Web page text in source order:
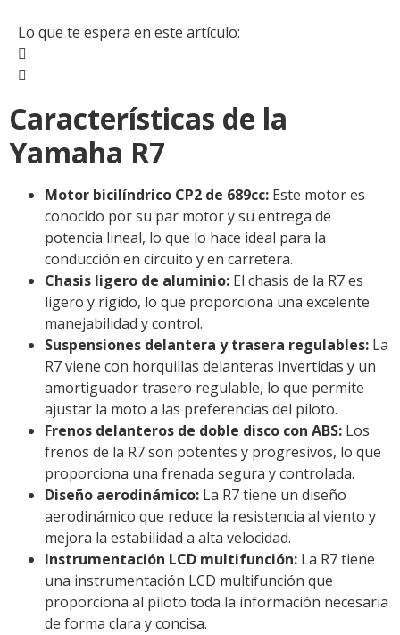
Lo que te espera en este artículo:
Características de la
Yamaha R7
Motor bicilíndrico CP2 de 689cc: Este motor es
conocido por su par motor y su entrega de
potencia lineal, lo que lo hace ideal para la
conducción en circuito y en carretera.
Chasis ligero de aluminio: El chasis de la R7 es
ligero y rígido, lo que proporciona una excelente
manejabilidad y control.
Suspensiones delantera y trasera regulables: La
R7 viene con horquillas delanteras invertidas y un
amortiguador trasero regulable, lo que permite
ajustar la moto a las preferencias del piloto.
Frenos delanteros de doble disco con ABS: Los
frenos de la R7 son potentes y progresivos, lo que
proporciona una frenada segura y controlada.
Diseño aerodinámico: La R7 tiene un diseño
aerodinámico que reduce la resistencia al viento y
mejora la estabilidad a alta velocidad.
Instrumentación LCD multifunción: La R7 tiene
una instrumentación LCD multifunción que
proporciona al piloto toda la información necesaria
de forma clara y concisa.